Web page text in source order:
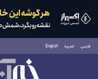
فارسی العربية English
شنبه ۱۷ مرداد ۱۴۰۵